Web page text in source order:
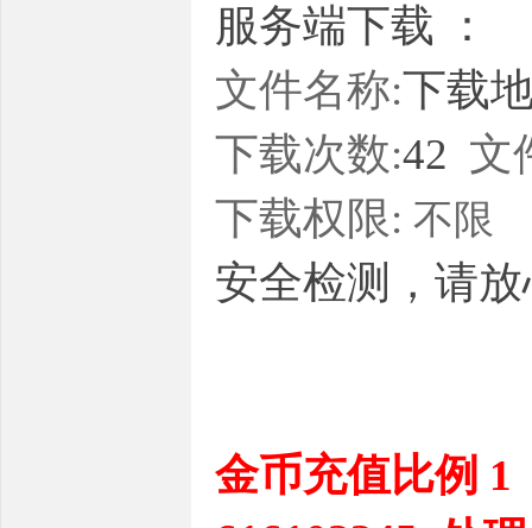
服务端下载 ：
文件名称:下载
下载次数:42 文
下载权限: 不限
安全检测，请
金币充值比例